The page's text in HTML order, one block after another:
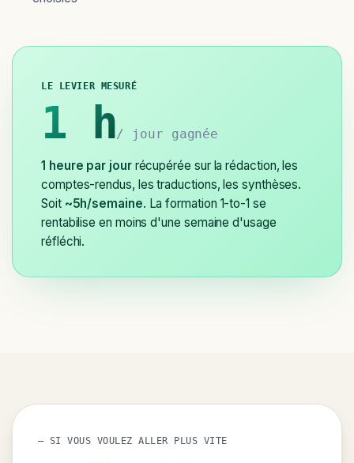
LE LEVIER MESURÉ
1 h/ jour gagnée
1 heure par jourrécupérée sur la rédaction, les
comptes-rendus, les traductions, les synthèses.
Soit ~5h/semaine. La formation 1-to-1 se
rentabilise en moins d'une semaine d'usage
réfléchi.
— SI VOUS VOULEZ ALLER PLUS VITE